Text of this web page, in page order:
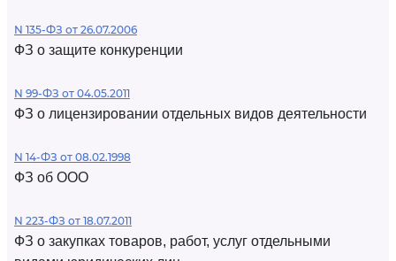
N 135-ФЗ от 26.07.2006
ФЗ о защите конкуренции
N 99-ФЗ от 04.05.2011
ФЗ о лицензировании отдельных видов деятельности
N 14-ФЗ от 08.02.1998
ФЗ об ООО
N 223-ФЗ от 18.07.2011
ФЗ о закупках товаров, работ, услуг отдельными